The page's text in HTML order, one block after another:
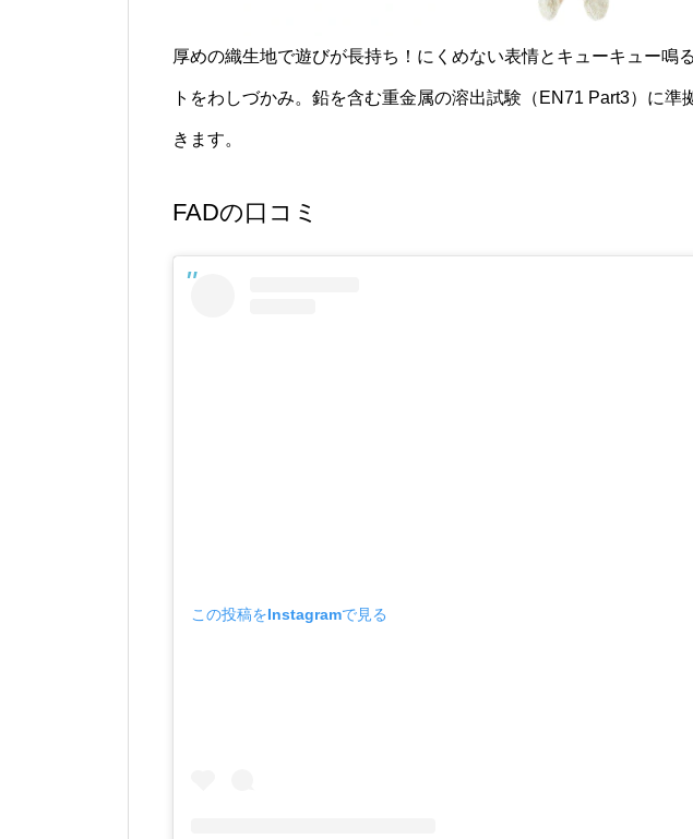
厚めの織生地で遊びが長持ち！にくめない表情とキューキュー鳴
トをわしづかみ。鉛を含む重金属の溶出試験（EN71 Part3）に
きます。
FADの口コミ
この投稿をInstagramで見る